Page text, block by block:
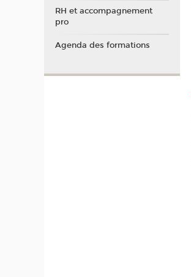
RH et accompagnement
pro
Agenda des formations